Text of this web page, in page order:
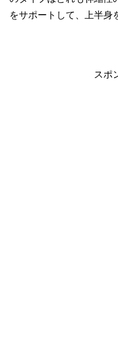
をサポートして、上半身
スポ